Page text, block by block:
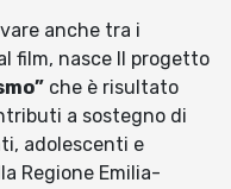
anche tra i
film, nasce Il progetto
che è risultato
a sostegno di
adolescenti e
Regione Emilia-